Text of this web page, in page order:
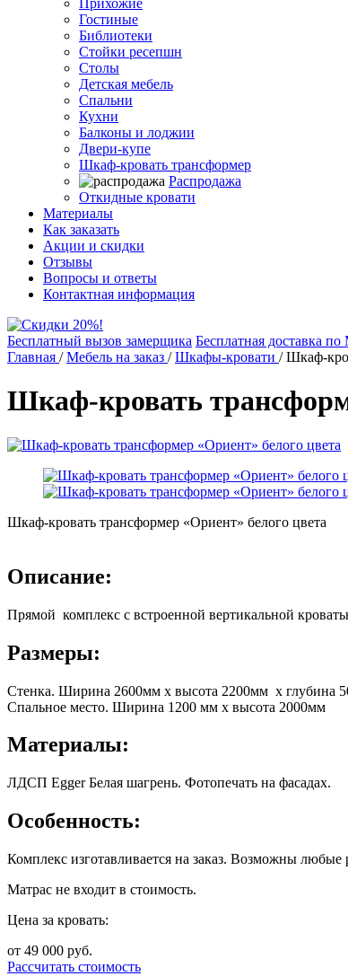
Прихожие
Гостиные
Библиотеки
Стойки ресепшн
Столы
Детская мебель
Спальни
Кухни
Балконы и лоджии
Двери-купе
Шкаф-кровать трансформер
Распродажа
Откидные кровати
Материалы
Как заказать
Акции и скидки
Отзывы
Вопросы и ответы
Контактная информация
Бесплатный вызов замерщика Бесплатная доставка
Главная /Мебель на заказ /Шкафы-кровати /Шкаф-
Шкаф-кровать
Шкаф-кровать трансформер «Ориент» белого цвета
Описание:
Прямой комплекс с встроенной вертикальной
Размеры:
Стенка. Ширина 2600мм х высота 2200мм х глубина
Спальное место. Ширина 1200 мм х высота 2000мм
Материалы:
ЛДСП Egger Белая шагрень. Фотопечать на фасадах.
Особенность:
Комплекс изготавливается на заказ. Возможны любые
Матрас не входит в стоимость.
Цена за кровать:
от 49 000 руб.
Рассчитать стоимость